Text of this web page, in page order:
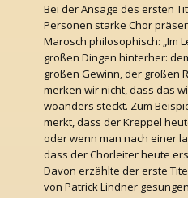
Bei der Ansage des ersten
Personen starke Chor
Marosch philosophisch: „Im
großen Dingen hinterher:
großen Gewinn, der großen
merken wir nicht, dass das
woanders steckt. Zum
merkt, dass der Kreppel
oder wenn man nach einer
dass der Chorleiter heute
Davon erzählte der erste
von Patrick Lindner